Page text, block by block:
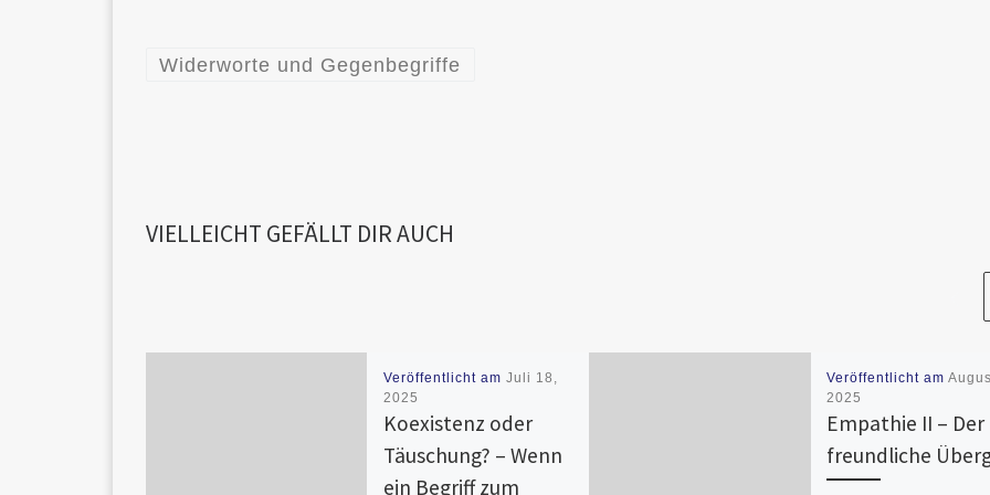
Widerworte und Gegenbegriffe
VIELLEICHT GEFÄLLT DIR AUCH
Veröffentlicht am Juli 18,
2025
Koexistenz oder
Täuschung? – Wenn
ein Begriff zum
Veröffentlicht am
2025
Empathie II – Der
freundliche